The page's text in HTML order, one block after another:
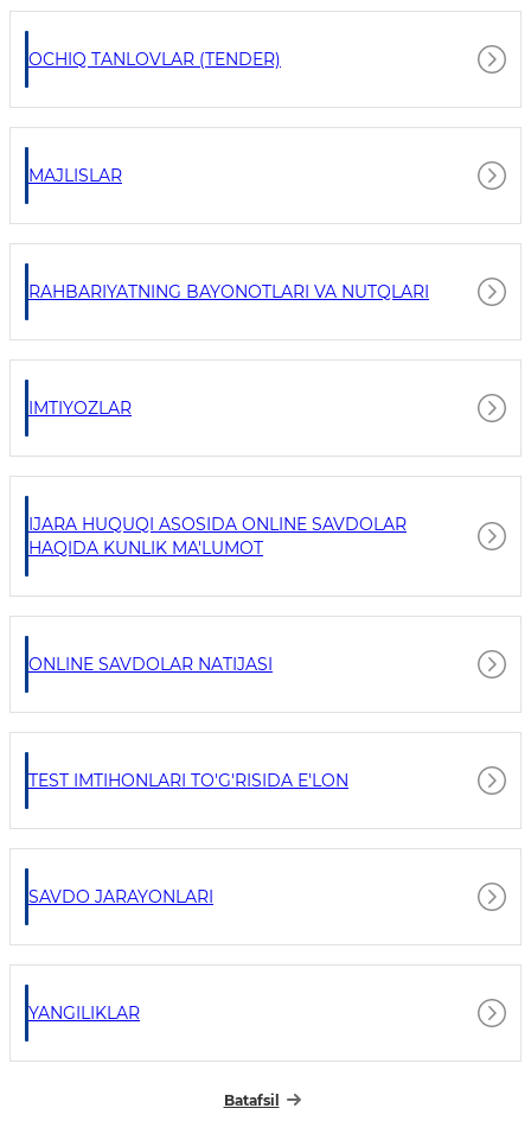
OCHIQ TANLOVLAR (TENDER)
MAJLISLAR
RAHBARIYATNING BAYONOTLARI VA NUTQLARI
IMTIYOZLAR
IJARA HUQUQI ASOSIDA ONLINE SAVDOLAR
HAQIDA KUNLIK MA'LUMOT
ONLINE SAVDOLAR NATIJASI
TEST IMTIHONLARI TO'G'RISIDA E'LON
SAVDO JARAYONLARI
YANGILIKLAR
Batafsil